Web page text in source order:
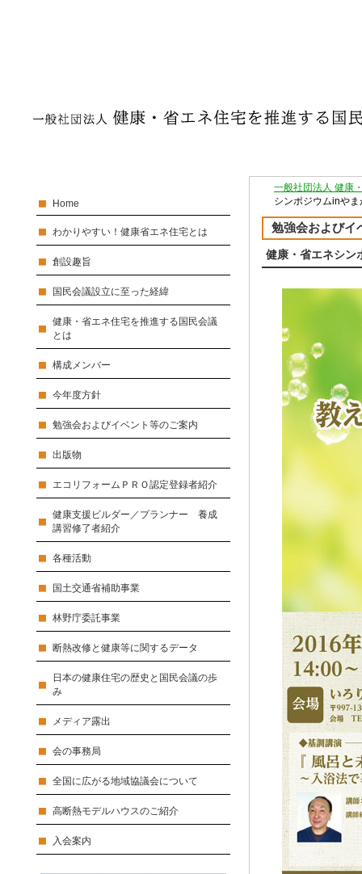
Home
わかりやすい！健康省エネ住宅とは
創設趣旨
国民会議設立に至った経緯
健康・省エネ住宅を推進する国民会議
とは
構成メンバー
今年度方針
勉強会およびイベント等のご案内
出版物
エコリフォームＰＲＯ認定登録者紹介
健康支援ビルダー／プランナー 養成
講習修了者紹介
各種活動
国土交通省補助事業
林野庁委託事業
断熱改修と健康等に関するデータ
日本の健康住宅の歴史と国民会議の歩
み
メディア露出
会の事務局
全国に広がる地域協議会について
高断熱モデルハウスのご紹介
入会案内
一般社団法人 健康
シンポジウムinや
勉強会およびイ
健康・省エネシ